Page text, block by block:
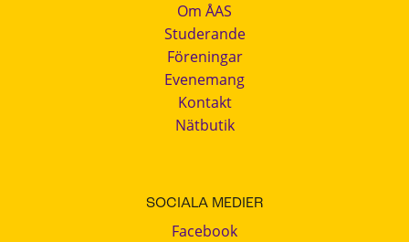
Om ÅAS
Studerande
Föreningar
Evenemang
Kontakt
Nätbutik
SOCIALA MEDIER
Facebook